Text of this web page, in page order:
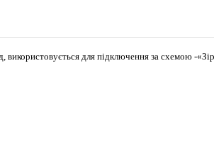
використовується для підключення за схемою -